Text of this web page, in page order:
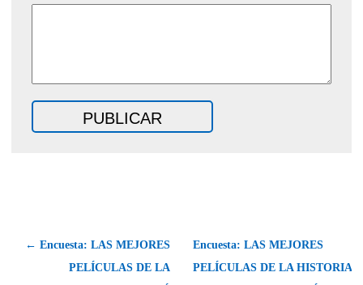
← Encuesta: LAS MEJORES
PELÍCULAS DE LA
Encuesta: LAS MEJORES
PELÍCULAS DE LA HISTORIA